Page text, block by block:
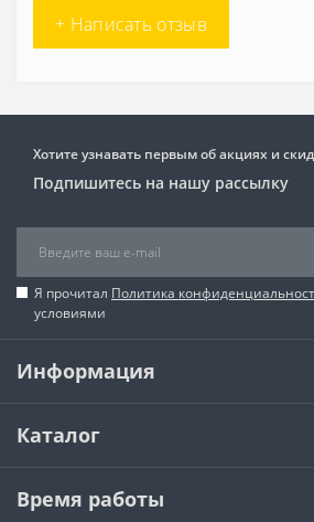
+ Написать отзыв
Хотите узнавать первым об акциях и
Подпишитесь на нашу рассылку
Я прочитал Политика
условиями
Информация
Каталог
Время работы